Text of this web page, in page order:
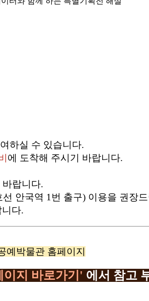
하실 수 있습니다.
에 도착해 주시기 바랍니다.
랍니다.
안국역 1번 출구) 이용을 권장
다.
예박물관 홈페이지
이지 바로가기' 에서 참고